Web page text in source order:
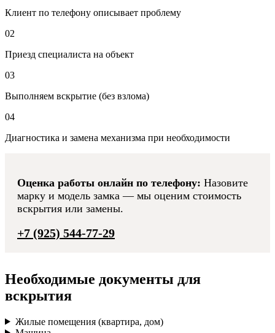
Клиент по телефону описывает проблему
02
Приезд специалиста на объект
03
Выполняем вскрытие (без взлома)
04
Диагностика и замена механизма при необходимости
Оценка работы онлайн по телефону: Назовите
марку и модель замка — мы оценим стоимость
вскрытия или замены.
+7 (925) 544-77-29
Необходимые документы для
вскрытия
Жилые помещения (квартира, дом)